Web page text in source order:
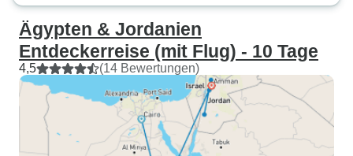
Ägypten & Jordanien
Entdeckerreise (mit Flug) - 10 Tage
4,5 (14 Bewertungen)